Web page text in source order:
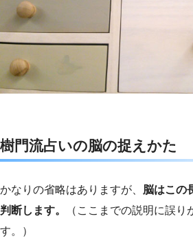
樹門流占いの脳の捉えかた
かなりの省略はありますが、 脳はこの
判断します。
（ここまでの説明に誤り
す。）